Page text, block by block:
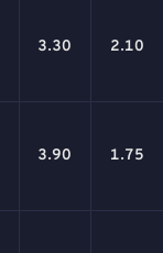
3.30 2.10
3.90 1.75